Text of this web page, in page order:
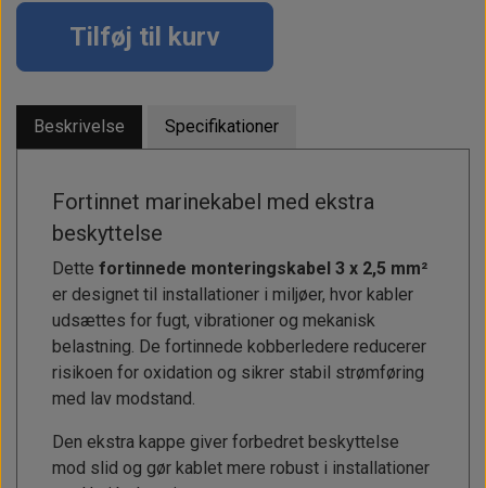
Tilføj til kurv
Beskrivelse Specifikationer
Fortinnet marinekabel med ekstra
beskyttelse
Dette fortinnede monteringskabel 3 x 2,5 mm²
er designet til installationer i miljøer, hvor kabler
udsættes for fugt, vibrationer og mekanisk
belastning. De fortinnede kobberledere reducerer
risikoen for oxidation og sikrer stabil strømføring
med lav modstand.
Den ekstra kappe giver forbedret beskyttelse
mod slid og gør kablet mere robust i installationer